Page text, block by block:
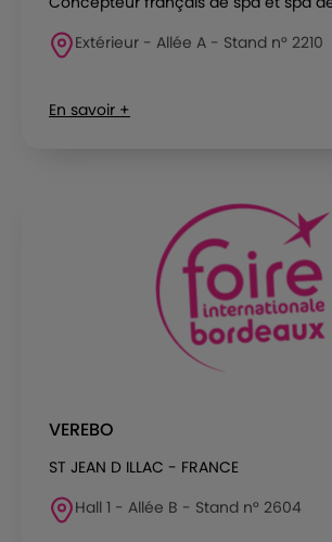
Extérieur - Allée A - Stand n° 2210
En savoir +
VEREBO
ST JEAN D ILLAC - FRANCE
Hall 1 - Allée B - Stand n° 2604